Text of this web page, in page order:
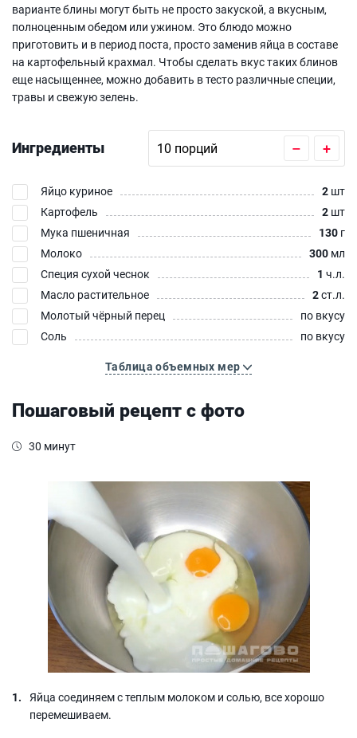
варианте блины могут быть не просто закуской, а вкусным,
полноценным обедом или ужином. Это блюдо можно
приготовить и в период поста, просто заменив яйца в составе
на картофельный крахмал. Чтобы сделать вкус таких блинов
еще насыщеннее, можно добавить в тесто различные специи,
травы и свежую зелень.
Ингредиенты – +
Яйцо куриное 2 шт
Картофель
2 шт
Мука пшеничная
130 г
Молоко
300 мл
Специя сухой чеснок
1 ч.л.
Масло растительное
2ст.л.
Молотый чёрный перец
по вкусу
Соль
по вкусу
Таблица объемных мер
Пошаговый рецепт с фото
30 минут
Яйца соединяем с теплым молоком и солью, все хорошо
перемешиваем.